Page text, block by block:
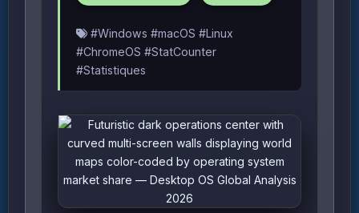
#Windows #macOS #Linux
#ChromeOS #StatCounter
#Statistiques